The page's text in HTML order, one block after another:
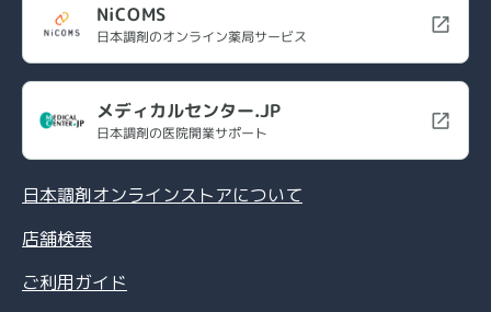
NiCOMS
日本調剤のオンライン薬局サービス
メディカルセンター.JP
日本調剤の医院開業サポート
日本調剤オンラインストアについて
店舗検索
ご利用ガイド